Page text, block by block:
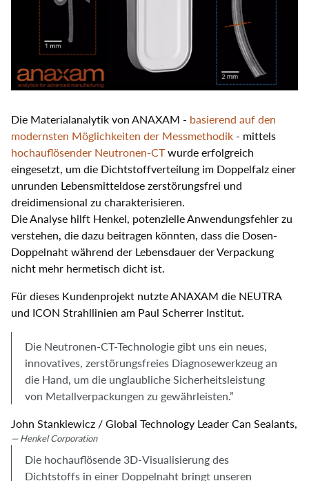
Die Materialanalytik von ANAXAM - basierend auf den
modernsten Möglichkeiten der Messmethodik - mittels
hochauflösender Neutronen-CTwurde erfolgreich
eingesetzt, um die Dichtstoffverteilung im Doppelfalz einer
unrunden Lebensmitteldose zerstörungsfrei und
dreidimensional zu charakterisieren.
Die Analyse hilft Henkel, potenzielle Anwendungsfehler zu
verstehen, die dazu beitragen könnten, dass die Dosen-
Doppelnaht während der Lebensdauer der Verpackung
nicht mehr hermetisch dicht ist.
Für dieses Kundenprojekt nutzte ANAXAM die NEUTRA
und ICON Strahllinien am Paul Scherrer Institut.
Die Neutronen-CT-Technologie gibt uns ein neues,
innovatives, zerstörungsfreies Diagnosewerkzeug an
die Hand, um die unglaubliche Sicherheitsleistung
von Metallverpackungen zu gewährleisten.”
John Stankiewicz / Global Technology Leader Can Sealants,
Henkel Corporation
Die hochauflösende 3D-Visualisierung des
Dichtstoffs in einer Doppelnaht bringt unseren